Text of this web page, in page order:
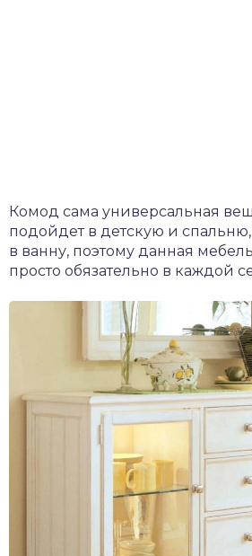
Комод сама универсальная
подойдет в детскую и
в ванну, поэтому данная
просто обязательно в каждой